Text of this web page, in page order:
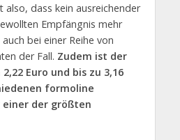
also, dass kein ausreichender
Empfängnis mehr
bei einer Reihe von
der Fall. Zudem ist der
Euro und bis zu 3,16
formoline
der größten